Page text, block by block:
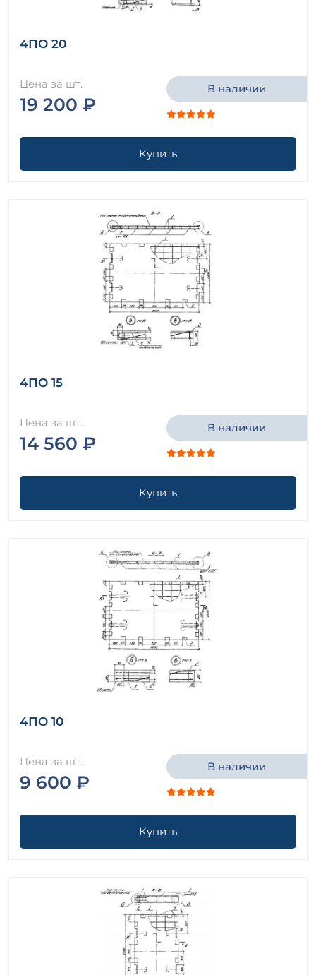
4ПО 20
Цена за шт.
19 200 ₽
В наличии
Купить
4ПО 15
Цена за шт.
14 560 ₽
В наличии
Купить
4ПО 10
Цена за шт.
9 600 ₽
В наличии
Купить